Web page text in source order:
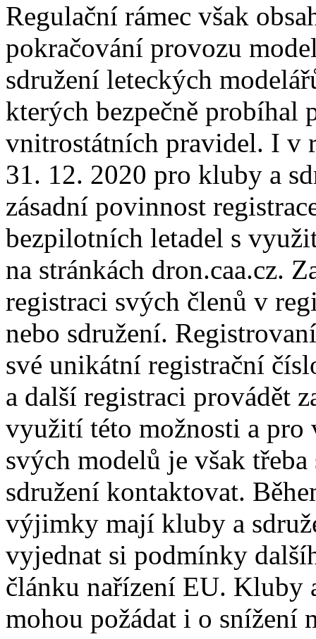
Regulační rámec však
pokračování provozu
sdružení leteckých
kterých bezpečně probíhal
vnitrostátních pravidel. I v
31. 12. 2020 pro kluby a
zásadní povinnost
bezpilotních letadel s
na stránkách dron.caa.cz.
registraci svých členů v
nebo sdružení.
své unikátní registrační
a další registraci provádět
využití této možnosti a pro
svých modelů je však
sdružení kontaktovat.
výjimky mají kluby a
vyjednat si podmínky
článku nařízení EU. Kluby
mohou požádat i o